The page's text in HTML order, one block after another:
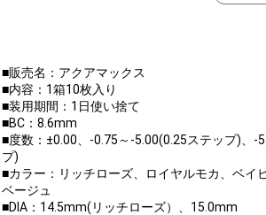
■販売名：アクアマックス
■内容：1箱10枚入り
■装用期間：1日使い捨て
■BC：8.6mm
■度数：±0.00、-0.75～-5.00(0.25ステップ)、-
プ)
■カラー：リッチローズ、ロイヤルモカ、ベイ
ベージュ
■DIA：14.5mm(リッチローズ）、15.0mm